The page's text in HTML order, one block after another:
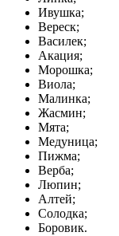
Ивушка;
Вереск;
Василек;
Акация;
Морошка;
Виола;
Малинка;
Жасмин;
Мята;
Медуница;
Пижма;
Верба;
Люпин;
Алтей;
Солодка;
Боровик.